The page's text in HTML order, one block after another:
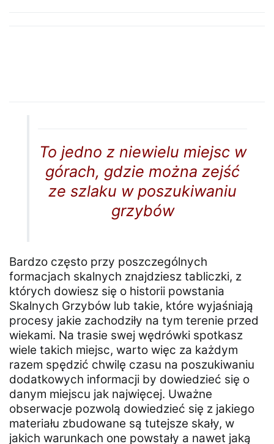
To jedno z niewielu miejsc w
górach, gdzie można zejść
ze szlaku w poszukiwaniu
grzybów
Bardzo często przy poszczególnych
formacjach skalnych znajdziesz tabliczki, z
których dowiesz się o historii powstania
Skalnych Grzybów lub takie, które wyjaśniają
procesy jakie zachodziły na tym terenie przed
wiekami. Na trasie swej wędrówki spotkasz
wiele takich miejsc, warto więc za każdym
razem spędzić chwilę czasu na poszukiwaniu
dodatkowych informacji by dowiedzieć się o
danym miejscu jak najwięcej. Uważne
obserwacje pozwolą dowiedzieć się z jakiego
materiału zbudowane są tutejsze skały, w
jakich warunkach one powstały a nawet jaką